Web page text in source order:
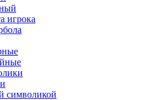
игрока
символикой